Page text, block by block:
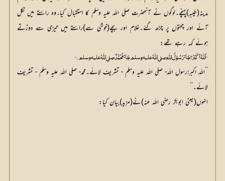
مدینہ(طیبہ)پہنچے۔لوگوں نے آنحضرت صلی اللہ علیہ وسلم کا استقبال کیا۔وہ راستے میں نکل
آئے اور چھتوں پر چڑھ گئے۔غلام اور بچے(خوشی سے)راستے میں تیزی سے دوڑتے
ہوئے کہہ رہے تھے:
’’اَللّٰہُ اَکْبَرُ!جَائَ رَسُوْلُ اللّٰہِ صلي اللّٰهُ عليه وسلم جَائَ مُحَمَّدٌ صلي اللّٰهُ عليه وسلم۔‘‘
’’اللہ اکبر!رسول اللہ- صلی اللہ علیہ وسلم - تشریف لائے۔محمد- صلی اللہ علیہ وسلم - تشریف
لائے۔‘‘
انہوں(یعنی ابوبکر رضی اللہ عنہ)نے(مزید)بیان کیا: